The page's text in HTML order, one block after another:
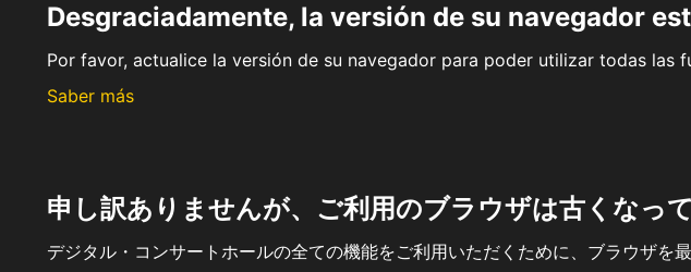
Desgraciadamente, la versión de su navegador
Por favor, actualice la versión de su navegador para poder utilizar todas las
Saber más
申し訳ありませんが、ご利用のブラウザは古くなっ
デジタル・コンサートホールの全ての機能をご利用いただくために、ブラウザを